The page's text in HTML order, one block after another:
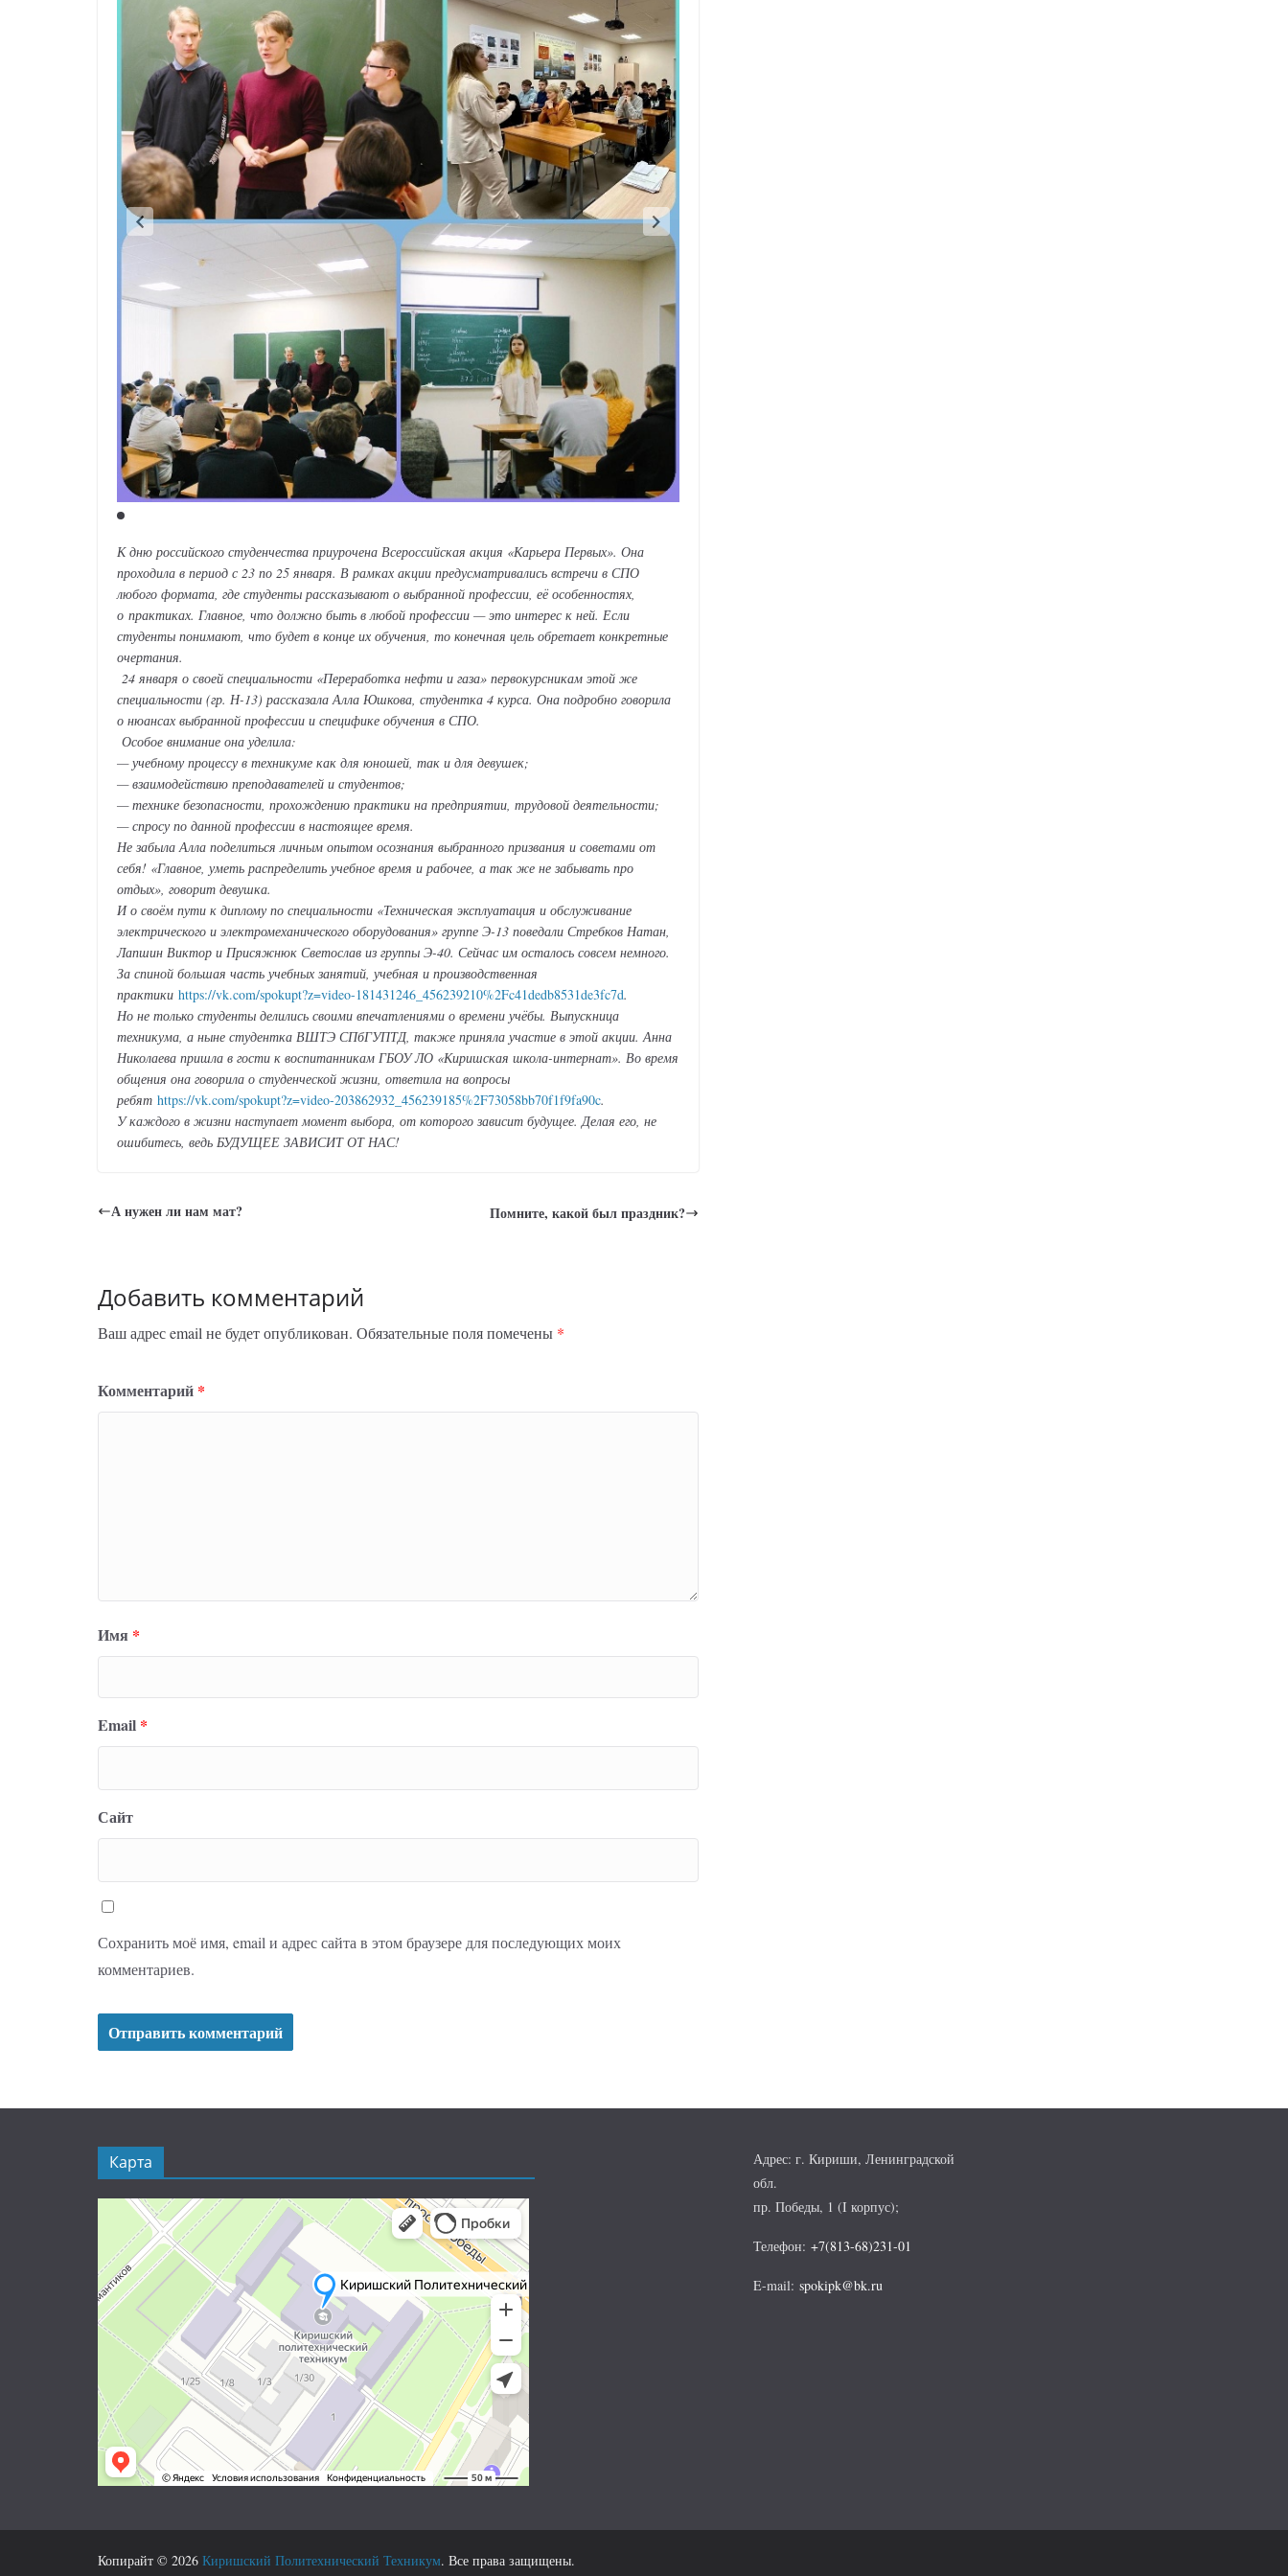
К дню российского студенчества приурочена Всероссийская акция «Карьера Первых». Она
проходила в период с 23 по 25 января. В рамках акции предусматривались встречи в СПО
любого формата, где студенты рассказывают о выбранной профессии, её особенностях,
о практиках. Главное, что должно быть в любой профессии — это интерес к ней. Если
студенты понимают, что будет в конце их обучения, то конечная цель обретает конкретные
очертания.
24 января о своей специальности «Переработка нефти и газа» первокурсникам этой же
специальности (гр. Н-13) рассказала Алла Юшкова, студентка 4 курса. Она подробно говорила
о нюансах выбранной профессии и специфике обучения в СПО.
Особое внимание она уделила:
— учебному процессу в техникуме как для юношей, так и для девушек;
— взаимодействию преподавателей и студентов;
— технике безопасности, прохождению практики на предприятии, трудовой деятельности;
— спросу по данной профессии в настоящее время.
Не забыла Алла поделиться личным опытом осознания выбранного призвания и советами от
себя! «Главное, уметь распределить учебное время и рабочее, а так же не забывать про
отдых», говорит девушка.
И о своём пути к диплому по специальности «Техническая эксплуатация и обслуживание
электрического и электромеханического оборудования» группе Э-13 поведали Стребков Натан,
Лапшин Виктор и Присяжнюк Светослав из группы Э-40. Сейчас им осталось совсем немного.
За спиной большая часть учебных занятий, учебная и производственная
практики https://vk.com/spokupt?z=video-181431246_456239210%2Fc41dedb8531de3fc7d.
Но не только студенты делились своими впечатлениями о времени учёбы. Выпускница
техникума, а ныне студентка ВШТЭ СПбГУПТД, также приняла участие в этой акции. Анна
Николаева пришла в гости к воспитанникам ГБОУ ЛО «Киришская школа-интернат». Во время
общения она говорила о студенческой жизни, ответила на вопросы
ребят https://vk.com/spokupt?z=video-203862932_456239185%2F73058bb70f1f9fa90c.
У каждого в жизни наступает момент выбора, от которого зависит будущее. Делая его, не
ошибитесь, ведь БУДУЩЕЕ ЗАВИСИТ ОТ НАС!
А нужен ли нам мат? Помните, какой был праздник?
Добавить комментарий
Ваш адрес email не будет опубликован. Обязательные поля помечены *
Комментарий *
Имя *
Email *
Сайт
Сохранить моё имя, email и адрес сайта в этом браузере для последующих моих
комментариев.
Карта
Адрес: г. Кириши, Ленинградской
обл.
пр. Победы, 1 (I корпус);
Телефон: +7(813-68)231-01
E-mail: spokipk@bk.ru
Копирайт © 2026 Киришский Политехнический Техникум. Все права защищены.